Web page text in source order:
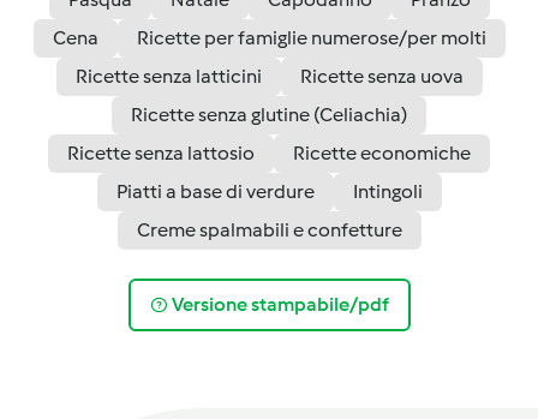
Cena
Ricette per famiglie numerose/per molti
Ricette senza latticini
Ricette senza uova
Ricette senza glutine (Celiachia)
Ricette senza lattosio
Ricette economiche
Piatti a base di verdure
Intingoli
Creme spalmabili e confetture
Versione stampabile/pdf